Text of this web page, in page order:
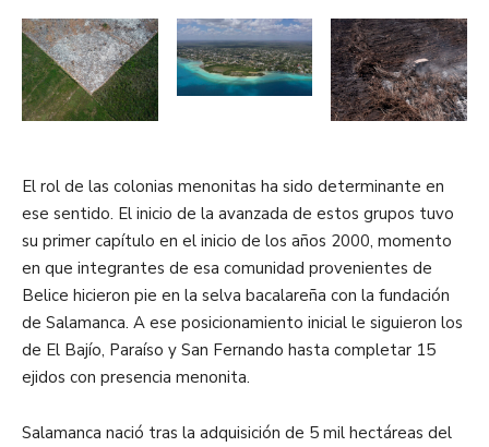
El rol de las colonias menonitas ha sido determinante en
ese sentido. El inicio de la avanzada de estos grupos tuvo
su primer capítulo en el inicio de los años 2000, momento
en que integrantes de esa comunidad provenientes de
Belice hicieron pie en la selva bacalareña con la fundación
de Salamanca. A ese posicionamiento inicial le siguieron los
de El Bajío, Paraíso y San Fernando hasta completar 15
ejidos con presencia menonita.
Salamanca nació tras la adquisición de 5 mil hectáreas del